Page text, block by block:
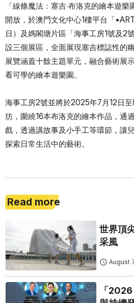
「線條魔法：塞吉‧布洛克的繪本遊
開放，於澳門文化中心1樓平台「
日）及媽閣塘片區「海事工房1號及2
設三個展區，全面展現塞吉標誌性的
展覽涵蓋十餘主題單元，融合藝術展
看可學的繪本遊樂園。
海事工房2號並將於2025年7月12日
坊，圍繞16本布洛克的繪本作品，通
戲，透過講故事及小手工等環節，讓
探索日常生活中的藝術。
Read more
世界頂
采風
August
「